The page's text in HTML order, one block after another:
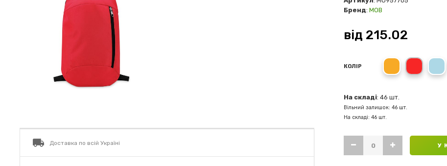
Доставка по всій Україні
Бренд: MOB
від 215.02
КОЛІР
Помаранчевий
На складі: 46 шт.
Вільний залишок: 46 шт.
На складі: 46 шт.
У